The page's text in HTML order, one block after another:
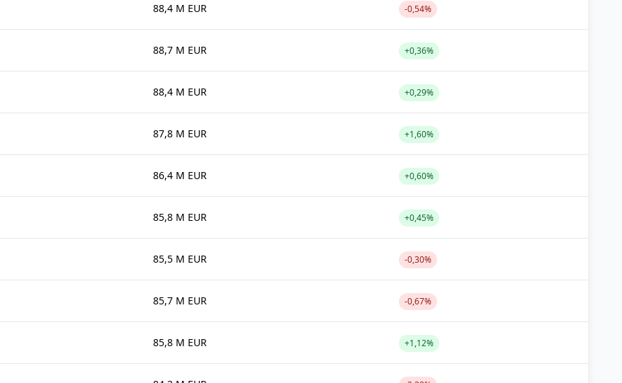
88,4 M EUR -0,54%
88,7 M EUR +0,36%
88,4 M EUR +0,29%
87,8 M EUR +1,60%
86,4 M EUR +0,60%
85,8 M EUR +0,45%
85,5 M EUR -0,30%
85,7 M EUR -0,67%
85,8 M EUR +1,12%